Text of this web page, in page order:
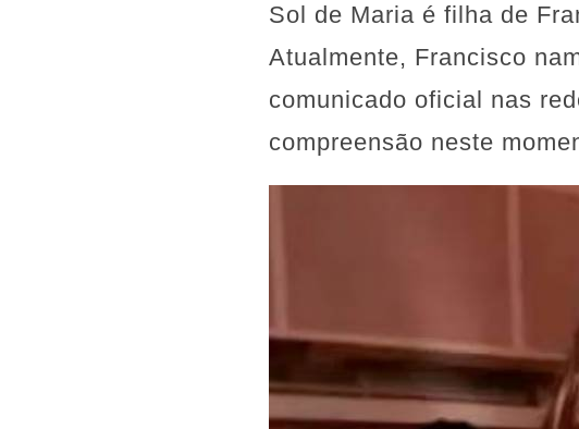
Sol de Maria é filha de
Atualmente, Francisco
comunicado oficial nas
compreensão neste